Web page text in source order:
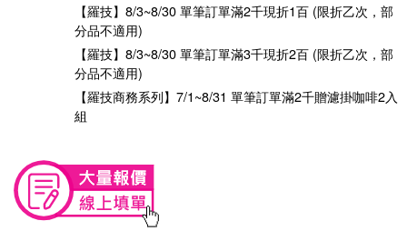
【羅技】8/3~8/30 單筆訂單滿2千現折1百 (限折乙次，部
分品不適用)
【羅技】8/3~8/30 單筆訂單滿3千現折2百 (限折乙次，部
分品不適用)
【羅技商務系列】7/1~8/31 單筆訂單滿2千贈濾掛咖啡2入
組